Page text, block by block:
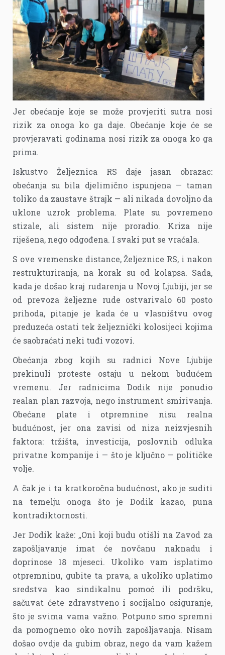
Jer obećanje koje se može provjeriti sutra nosi
rizik za onoga ko ga daje. Obećanje koje će se
provjeravati godinama nosi rizik za onoga ko ga
prima.
Iskustvo Željeznica RS daje jasan obrazac:
obećanja su bila djelimično ispunjena — taman
toliko da zaustave štrajk — ali nikada dovoljno da
uklone uzrok problema. Plate su povremeno
stizale, ali sistem nije proradio. Kriza nije
riješena, nego odgođena. I svaki put se vraćala.
S ove vremenske distance, Željeznice RS, i nakon
restrukturiranja, na korak su od kolapsa. Sada,
kada je došao kraj rudarenja u Novoj Ljubiji, jer se
od prevoza željezne rude ostvarivalo 60 posto
prihoda, pitanje je kada će u vlasništvu ovog
preduzeća ostati tek željeznički kolosijeci kojima
će saobraćati neki tuđi vozovi.
Obećanja zbog kojih su radnici Nove Ljubije
prekinuli proteste ostaju u nekom budućem
vremenu. Jer radnicima Dodik nije ponudio
realan plan razvoja, nego instrument smirivanja.
Obećane plate i otpremnine nisu realna
budućnost, jer ona zavisi od niza neizvjesnih
faktora: tržišta, investicija, poslovnih odluka
privatne kompanije i — što je ključno — političke
volje.
A čak je i ta kratkoročna budućnost, ako je suditi
na temelju onoga što je Dodik kazao, puna
kontradiktornosti.
Jer Dodik kaže: „Oni koji budu otišli na Zavod za
zapošljavanje imat će novčanu naknadu i
doprinose 18 mjeseci. Ukoliko vam isplatimo
otpremninu, gubite ta prava, a ukoliko uplatimo
sredstva kao sindikalnu pomoć ili podršku,
sačuvat ćete zdravstveno i socijalno osiguranje,
što je svima vama važno. Potpuno smo spremni
da pomognemo oko novih zapošljavanja. Nisam
došao ovdje da gubim obraz, nego da vam kažem